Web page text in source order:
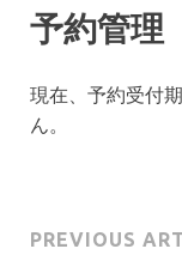
予約管理
現在、予約受付
ん。
PREVIOUS